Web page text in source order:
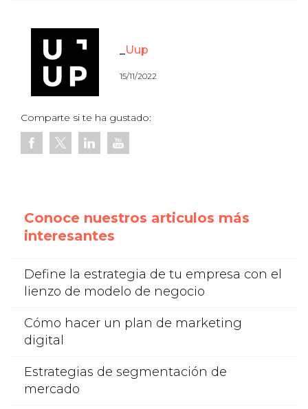
Uup
15/11/2022
Comparte si te ha gustado:
Conoce nuestros articulos más
interesantes
Define la estrategia de tu empresa con el
lienzo de modelo de negocio
Cómo hacer un plan de marketing
digital
Estrategias de segmentación de
mercado